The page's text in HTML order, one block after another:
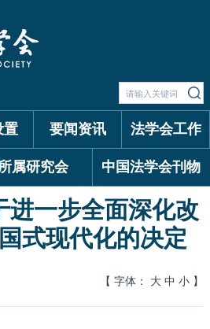
置 要闻资讯 法学会工作
属研究会 中国法学会刊物
进一步全面深化改
式现代化的决定
【 字体： 大 中 小 】